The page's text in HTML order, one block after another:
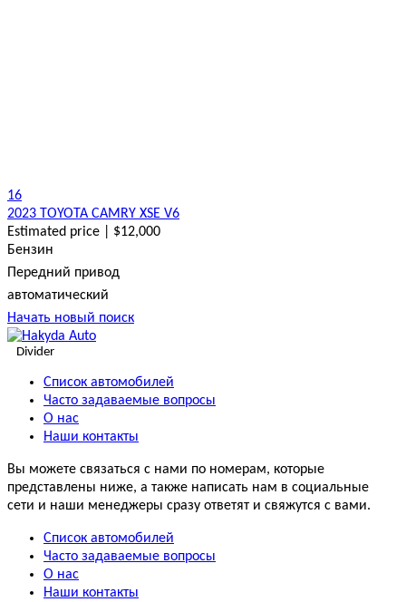
16
2023 TOYOTA CAMRY XSE V6
Estimated price | $12,000
Бензин
Передний привод
автоматический
Начать новый поиск
Divider
Список автомобилей
Часто задаваемые вопросы
О нас
Наши контакты
Вы можете связаться с нами по номерам, которые
представлены ниже, а также написать нам в социальные
сети и наши менеджеры сразу ответят и свяжутся с вами.
Список автомобилей
Часто задаваемые вопросы
О нас
Наши контакты